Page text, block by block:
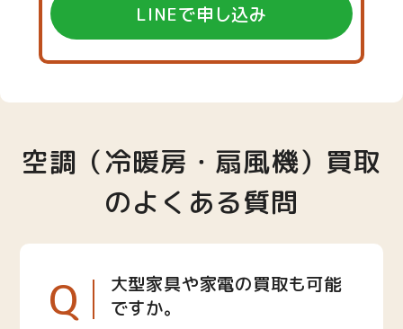
LINEで申し込み
空調（冷暖房・扇風機）買取
のよくある質問
Q
大型家具や家電の買取も可能
ですか。